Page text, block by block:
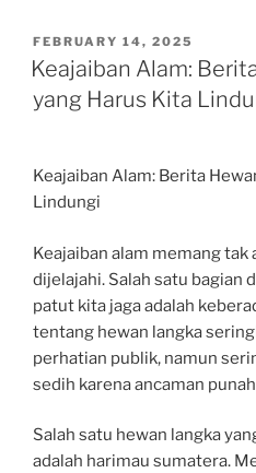
POSTED
ON
FEBRUARY 14, 2025
Keajaiban Alam:
yang Harus Kita
Keajaiban Alam: Berita
Lindungi
Keajaiban alam memang tak
dijelajahi. Salah satu bagian
patut kita jaga adalah
tentang hewan langka
perhatian publik, namun
sedih karena ancaman
Salah satu hewan langka
adalah harimau sumatera.